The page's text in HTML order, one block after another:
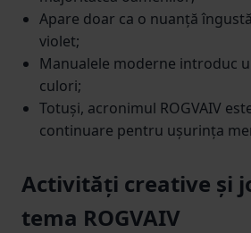
Apare doar ca o nuanță
violet;
Manualele moderne introduc
culori;
Totuși, acronimul ROGVAIV
continuare pentru ușurința
Activități creative și
tema ROGVAIV